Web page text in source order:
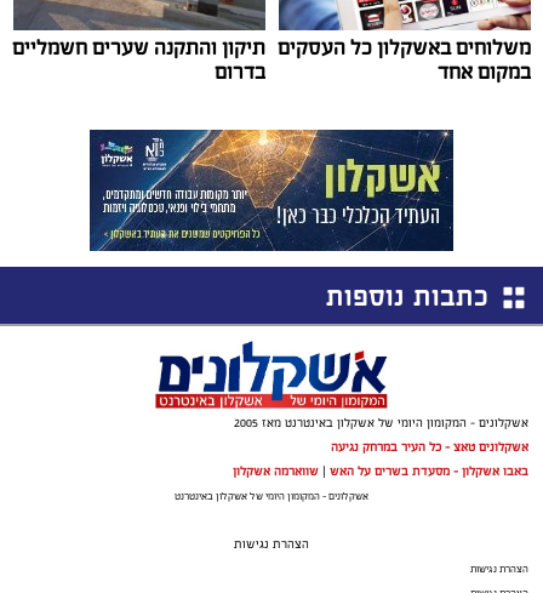
משלוחים באשקלון כל העסקים
במקום אחד
תיקון והתקנה שערים חשמליים
בדרום
כתבות נוספות
אשקלונים - המקומון היומי של אשקלון באינטרנט מאז 2005
אשקלונים טאצ - כל העיר במרחק נגיעה
באבו אשקלון - מסעדת בשרים על האש | שווארמה אשקלון
אשקלונים - המקומון היומי של אשקלון באינטרנט
הצהרת נגישות
הצהרת נגישות